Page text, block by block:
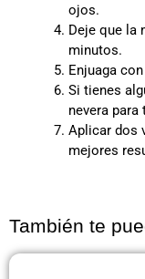
ojos.
Deje que la
minutos.
Enjuaga
Si tienes
nevera
Aplicar dos
mejores
También te